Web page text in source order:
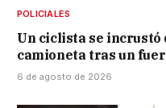
POLICIALES
Un ciclista se incrustó
camioneta tras un
6 de agosto de 2026